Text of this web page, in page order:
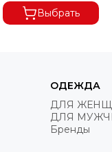
Выбрать
ОДЕЖДА
ДЛЯ
ДЛЯ
Бренды